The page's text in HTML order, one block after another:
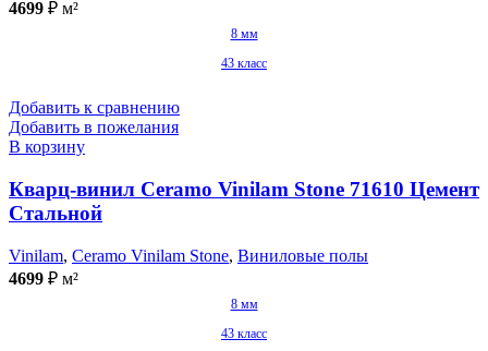
4699 ₽ м²
8 мм
43 класс
Добавить к сравнению
Добавить в пожелания
В корзину
Кварц-винил Ceramo Vinilam Stone 71610 Цемент
Стальной
Vinilam, Ceramo Vinilam Stone, Виниловые полы
4699 ₽ м²
8 мм
43 класс